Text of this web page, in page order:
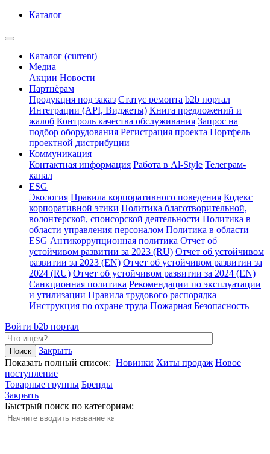
Каталог
Каталог (current)
Медиа
Акции Новости
Партнёрам
Продукция под заказ Статус ремонта b2b портал
Интеграции (API, Виджеты) Книга предложений и
жалоб Контроль качества обслуживания Запрос на
подбор оборудования Регистрация проекта Портфель
проектной дистрибуции
Коммуникация
Контактная информация Работа в Al-Style Телеграм-
канал
ESG
Экология Правила корпоративного поведения Кодекс
корпоративной этики Политика благотворительной,
волонтерской, спонсорской деятельности Политика в
области управления персоналом Политика в области
ESG Антикоррупционная политика Отчет об
устойчивом развитии за 2023 (RU) Отчет об устойчивом
развитии за 2023 (EN) Отчет об устойчивом развитии за
2024 (RU) Отчет об устойчивом развитии за 2024 (EN)
Санкционная политика Рекомендации по эксплуатации
и утилизации Правила трудового распорядка
Инструкция по охране труда Пожарная Безопасность
Войти b2b портал
Закрыть
Показать полный список: Новинки Хиты продаж Новое
поступление
Товарные группы Бренды
Закрыть
Быстрый поиск по категориям: